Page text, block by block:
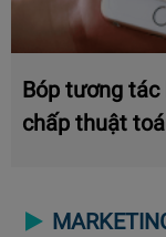
Bóp tương
chấp thuật